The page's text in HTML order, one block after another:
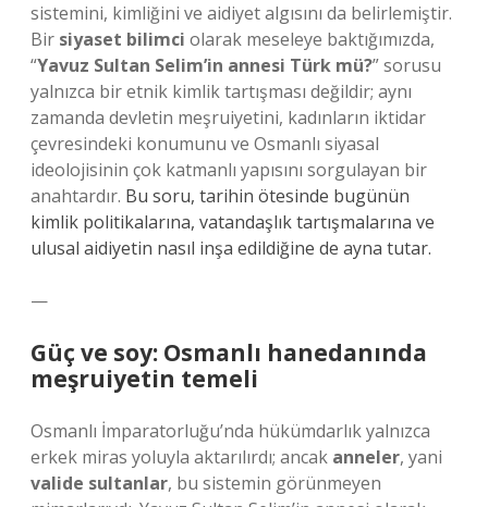
sistemini, kimliğini ve aidiyet algısını da belirlemiştir.
Bir siyaset bilimci olarak meseleye baktığımızda,
“Yavuz Sultan Selim’in annesi Türk mü?” sorusu
yalnızca bir etnik kimlik tartışması değildir; aynı
zamanda devletin meşruiyetini, kadınların iktidar
çevresindeki konumunu ve Osmanlı siyasal
ideolojisinin çok katmanlı yapısını sorgulayan bir
anahtardır. Bu soru, tarihin ötesinde bugünün
kimlik politikalarına, vatandaşlık tartışmalarına ve
ulusal aidiyetin nasıl inşa edildiğine de ayna tutar.
—
Güç ve soy: Osmanlı hanedanında
meşruiyetin temeli
Osmanlı İmparatorluğu’nda hükümdarlık yalnızca
erkek miras yoluyla aktarılırdı; ancak anneler, yani
valide sultanlar, bu sistemin görünmeyen